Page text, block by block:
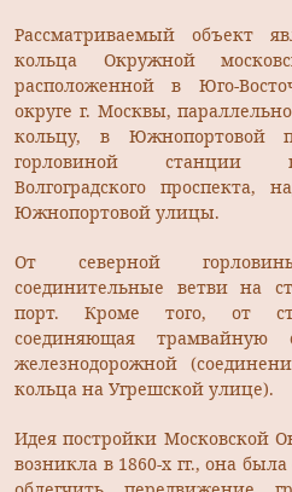
Рассматриваемый объект
кольца Окружной
расположенной в Юго-
округе г. Москвы,
кольцу, в Южнопортовой
горловиной станции
Волгоградского
Южнопортовой улицы.
От северной
соединительные ветви на
порт. Кроме того, от
соединяющая
железнодорожной
кольца на Угрешской улице).
Идея постройки Московской
возникла в 1860-х гг., она